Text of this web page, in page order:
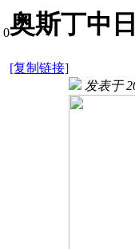
0奥斯丁中
[复制链接]
发表于